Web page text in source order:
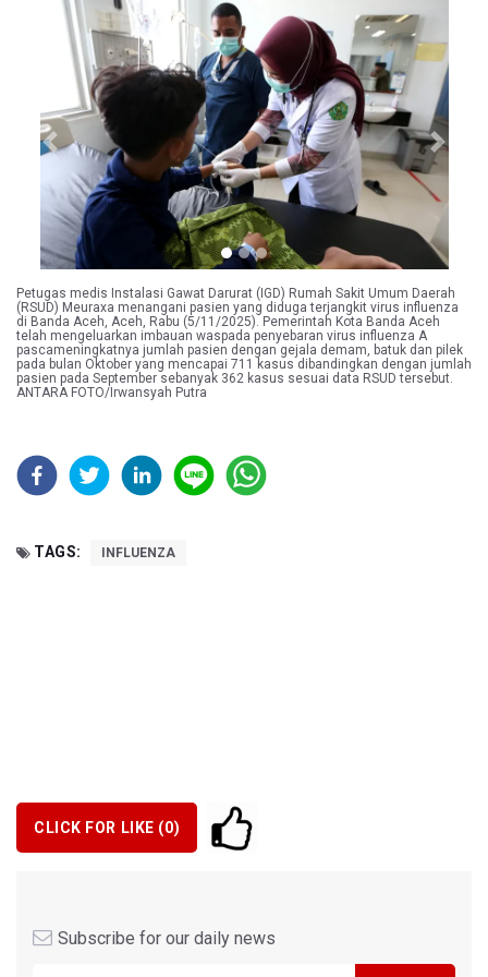
Previous Next
Petugas medis Instalasi Gawat Darurat (IGD) Rumah Sakit Umum Daerah
(RSUD) Meuraxa menangani pasien yang diduga terjangkit virus influenza
di Banda Aceh, Aceh, Rabu (5/11/2025). Pemerintah Kota Banda Aceh
telah mengeluarkan imbauan waspada penyebaran virus influenza A
pascameningkatnya jumlah pasien dengan gejala demam, batuk dan pilek
pada bulan Oktober yang mencapai 711 kasus dibandingkan dengan jumlah
pasien pada September sebanyak 362 kasus sesuai data RSUD tersebut.
ANTARA FOTO/Irwansyah Putra
TAGS: INFLUENZA
CLICK FOR LIKE (0)
Subscribe for our daily news